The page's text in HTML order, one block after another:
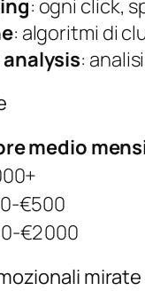
: ogni click,
: algoritmi di
:
medio
000
mirate